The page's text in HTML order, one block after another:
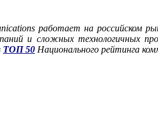
работает на российском
и сложных
ТОП 50 Национального рейтинга